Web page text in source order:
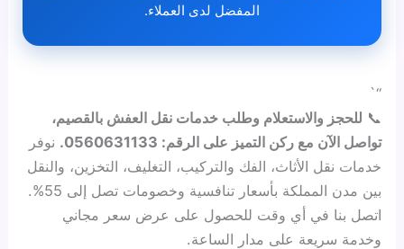
المفضل لدى العملاء.
“`
📞 للحجز والاستعلام وطلب خدمات نقل العفش بالقصيم،
تواصل الآن مع ركن التميز على الرقم: 0560631133.
نوفر
خدمات نقل الأثاث، الفك والتركيب، التغليف، التخزين، والنقل
بين مدن المملكة بأسعار تنافسية وخصومات تصل إلى 55%.
اتصل بنا في أي وقت للحصول على عرض سعر مجاني
وخدمة سريعة على مدار الساعة.